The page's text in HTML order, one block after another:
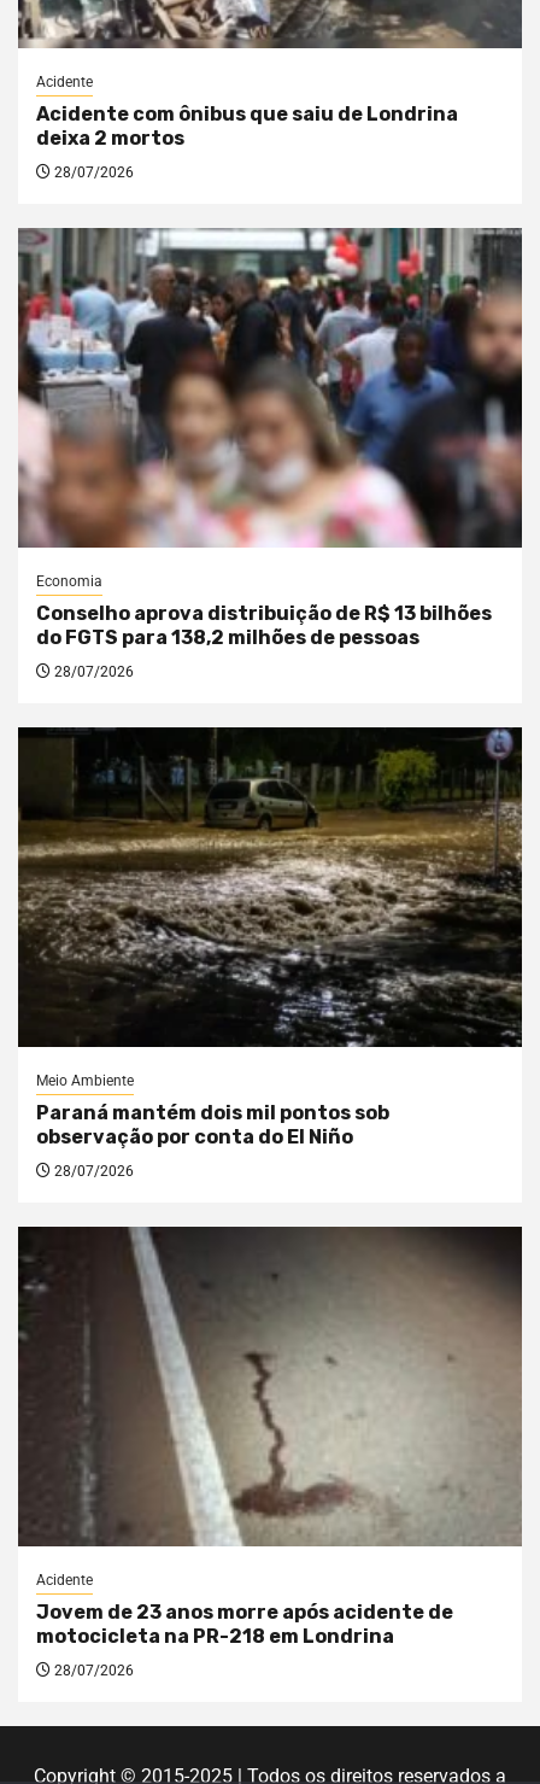
Acidente
Acidente com ônibus que saiu de Londrina
deixa 2 mortos
28/07/2026
Economia
Conselho aprova distribuição de R$ 13 bilhões
do FGTS para 138,2 milhões de pessoas
28/07/2026
Meio Ambiente
Paraná mantém dois mil pontos sob
observação por conta do El Niño
28/07/2026
Acidente
Jovem de 23 anos morre após acidente de
motocicleta na PR-218 em Londrina
28/07/2026
Copyright © 2015-2025 | Todos os direitos reservados a